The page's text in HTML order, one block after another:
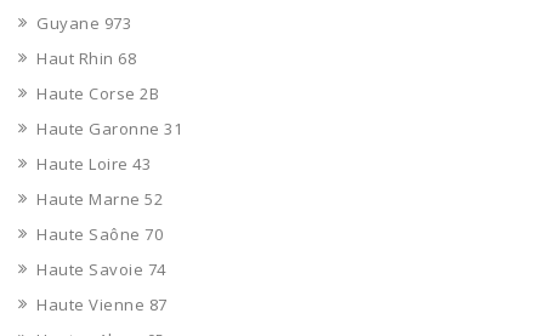
Guyane 973
Haut Rhin 68
Haute Corse 2B
Haute Garonne 31
Haute Loire 43
Haute Marne 52
Haute Saône 70
Haute Savoie 74
Haute Vienne 87